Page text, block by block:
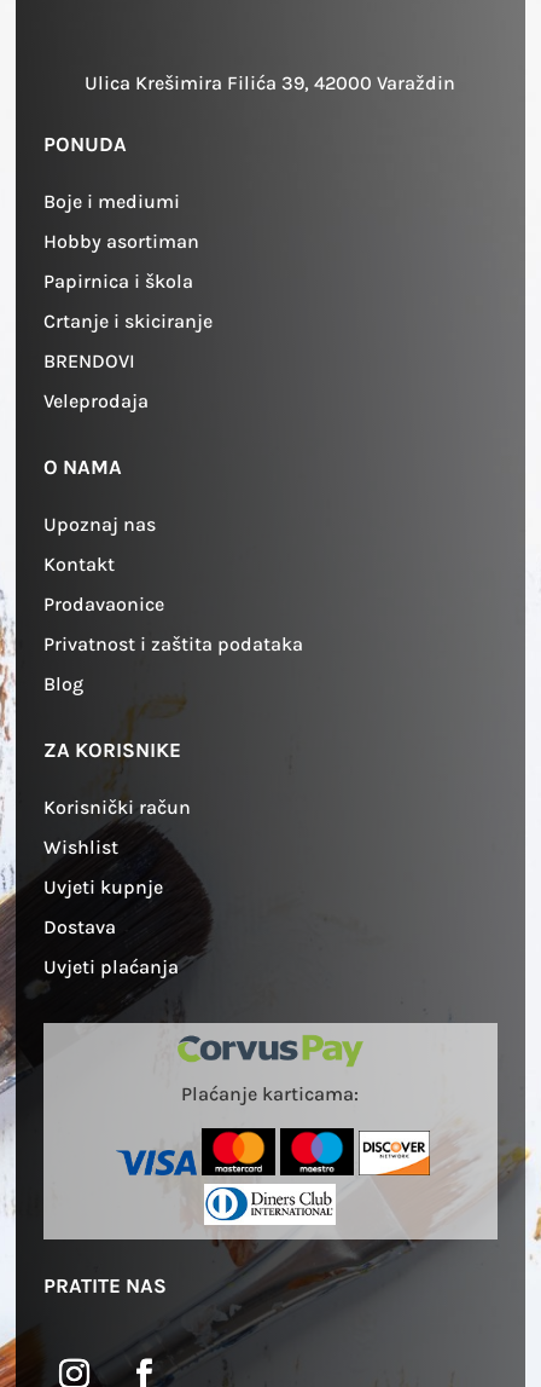
Ulica Krešimira Filića 39, 42000 Varaždin
PONUDA
Boje i mediumi
Hobby asortiman
Papirnica i škola
Crtanje i skiciranje
BRENDOVI
Veleprodaja
O NAMA
Upoznaj nas
Kontakt
Prodavaonice
Privatnost i zaštita podataka
Blog
ZA KORISNIKE
Korisnički račun
Wishlist
Uvjeti kupnje
Dostava
Uvjeti plaćanja
Plaćanje karticama:
PRATITE NAS